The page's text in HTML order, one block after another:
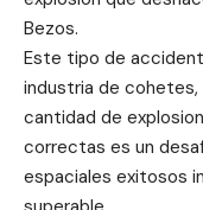
Bezos.
Este tipo de
industria de cohetes,
cantidad de
correctas es un
espaciales exitosos